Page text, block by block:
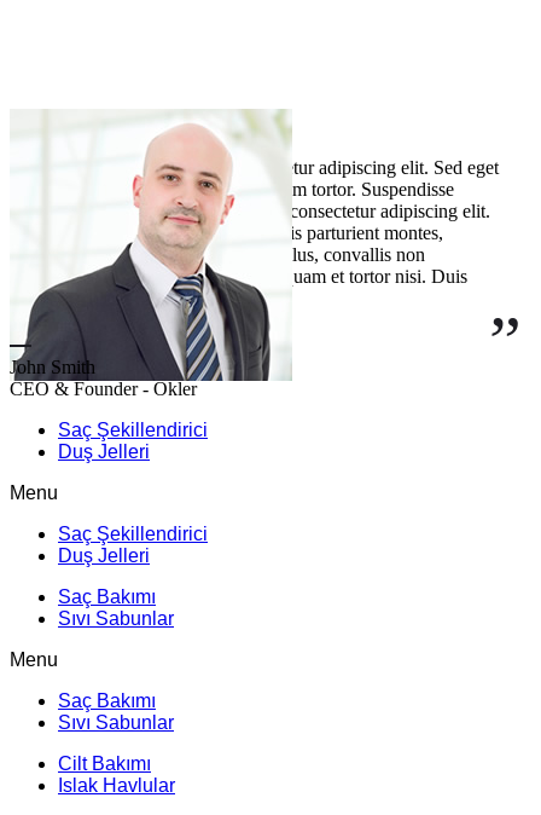
Lorem ipsum dolor sit amet, consectetur adipiscing elit. Sed eget
risus porta, tincidunt turpis at, interdum tortor. Suspendisse
potenti. Lorem ipsum dolor sit amet, consectetur adipiscing elit.
Sociis natoque penatibus et magnis dis parturient montes,
nascetur ridiculus mus. Fusce ante tellus, convallis non
consectetur sed, pharetra nec ex. Aliquam et tortor nisi. Duis
mollis diam nec elit volutpat suscipit.
John Smith
CEO & Founder - Okler
Saç Şekillendirici
Duş Jelleri
Menu
Saç Şekillendirici
Duş Jelleri
Saç Bakımı
Sıvı Sabunlar
Menu
Saç Bakımı
Sıvı Sabunlar
Cilt Bakımı
Islak Havlular